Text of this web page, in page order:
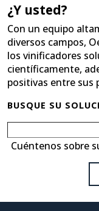
¿Y usted?
Con un equipo
diversos campos,
los vinificadores
científicamente,
positivas entre sus
BUSQUE SU
Cuéntenos sobre